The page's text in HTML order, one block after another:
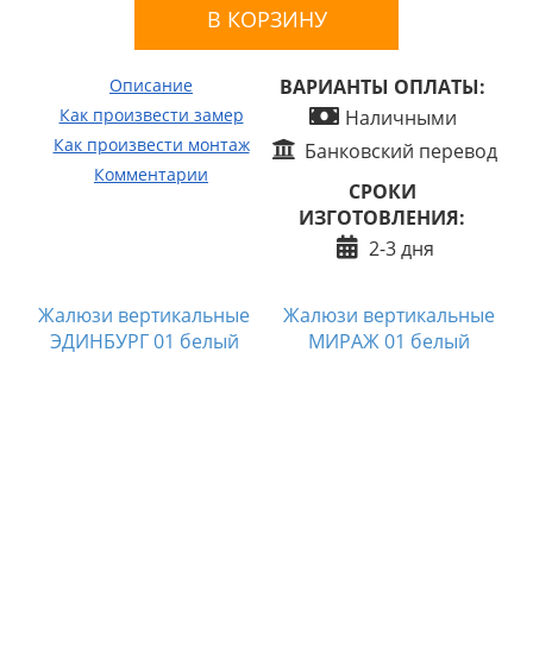
Описание
Как произвести замер
Как произвести монтаж
Комментарии
ВАРИАНТЫ ОПЛАТЫ:
Наличными
Банковский перевод
СРОКИ
ИЗГОТОВЛЕНИЯ:
2-3 дня
Жалюзи вертикальные
ЭДИНБУРГ 01 белый
Жалюзи вертикальные
МИРАЖ 01 белый